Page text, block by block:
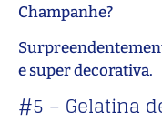
Champanhe?
e super decorativa.
#5 – Gelatina